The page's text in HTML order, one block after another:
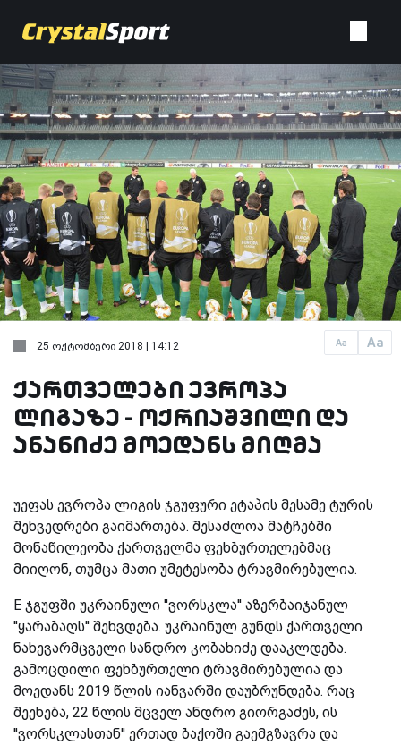
Aa Aa
25 ოქტომბერი 2018 | 14:12
ქართველები ევროპა
ლიგაზე - ოქრიაშვილი და
ანანიძე მოედანს მიღმა
უეფას ევროპა ლიგის ჯგუფური ეტაპის მესამე ტურის
შეხვედრები გაიმართება. შესაძლოა მატჩებში
მონაწილეობა ქართველმა ფეხბურთელებმაც
მიიღონ, თუმცა მათი უმეტესობა ტრავმირებულია.
E ჯგუფში უკრაინული ''ვორსკლა'' აზერბაიჯანულ
''ყარაბაღს'' შეხვდება. უკრაინულ გუნდს ქართველი
ნახევარმცველი სანდრო კობახიძე დააკლდება.
გამოცდილი ფეხბურთელი ტრავმირებულია და
მოედანს 2019 წლის იანვარში დაუბრუნდება. რაც
შეეხება, 22 წლის მცველ ანდრო გიორგაძეს, ის
''ვორსკლასთან'' ერთად ბაქოში გაემგზავრა და